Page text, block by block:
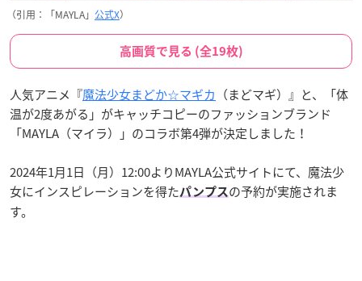
（引用：「MAYLA」 公式X）
高画質で見る (全19枚)
人気アニメ『魔法少女まどか☆マギカ （まどマギ）』と、「体
温が2度あがる」がキャッチコピーのファッションブランド
「MAYLA（マイラ）」のコラボ第4弾が決定しました！
2024年1月1日（月）12:00よりMAYLA公式サイトにて、魔法少
女にインスピレーションを得たパンプス の予約が実施されま
す。